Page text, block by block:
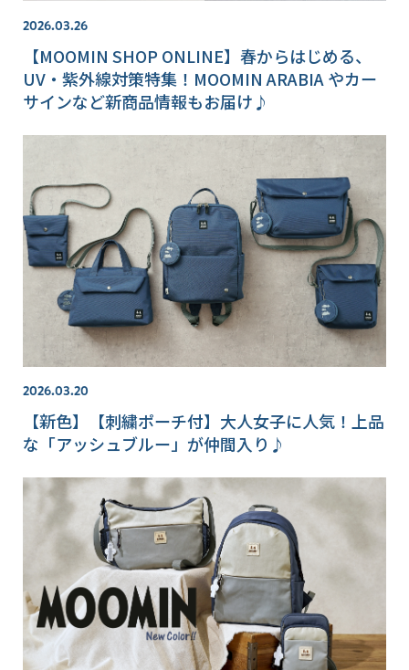
2026.03.26
【MOOMIN SHOP ONLINE】春からはじめる、
UV・紫外線対策特集！MOOMIN ARABIA やカー
サインなど新商品情報もお届け♪
2026.03.20
【新色】【刺繍ポーチ付】大人女子に人気！上品
な「アッシュブルー」が仲間入り♪